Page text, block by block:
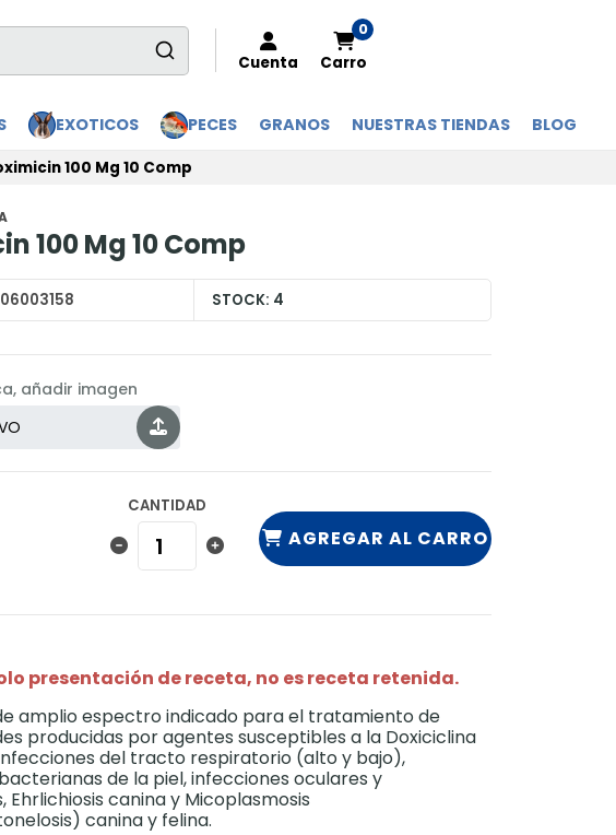
Cuenta
0
Carro
EXOTICOS PECES GRANOS NUESTRAS TIENDAS BLOG
100 Mg 10 Comp
100 Mg 10 Comp
STOCK: 4
añadir imagen
CANTIDAD
AGREGAR AL CARRO
presentación de receta, no es receta retenida.
amplio espectro indicado para el tratamiento de
producidas por agentes susceptibles a la Doxiciclina
del tracto respiratorio (alto y bajo),
de la piel, infecciones oculares y
Ehrlichiosis canina y Micoplasmosis
canina y felina.